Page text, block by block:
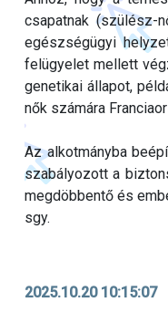
csapatnak (szülész-
egészségügyi
felügyelet mellett
genetikai állapot,
nők számára
Az alkotmányba
szabályozott a
megdöbbentő és
sgy.
2025.10.20 10:15:07